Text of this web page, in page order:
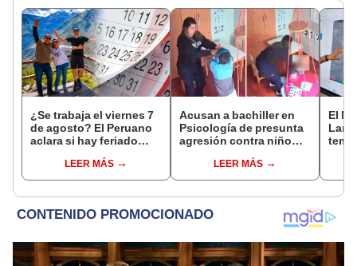
¿Se trabaja el viernes 7
de agosto? El Peruano
aclara si hay feriado
del 6 de agosto
LEER MÁS
Acusan a bachiller en
Psicología de presunta
agresión contra niño
cámaras captan el
hecho
LEER MÁS
El
palta